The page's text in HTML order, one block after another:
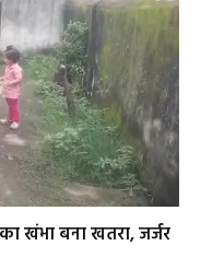
खंभा बना खतरा, जर्जर